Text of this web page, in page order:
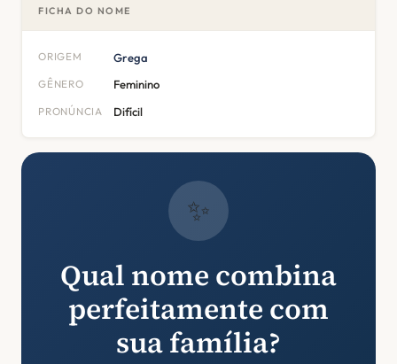
FICHA DO NOME
ORIGEM Grega
GÊNERO Feminino
PRONÚNCIA Difícil
✨
Qual nome combina
perfeitamente com
sua família?